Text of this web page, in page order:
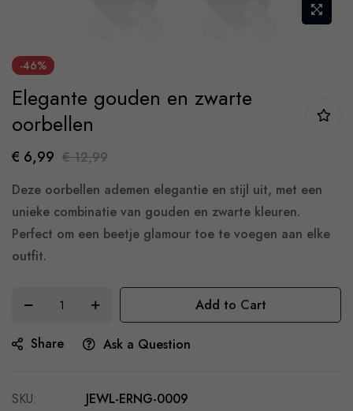
to
the
beginning
the
images
gallery
-46%
Elegante gouden en zwarte
oorbellen
€ 6,99 € 12,99
Deze oorbellen ademen elegantie en stijl uit, met een
unieke combinatie van gouden en zwarte kleuren.
Perfect om een beetje glamour toe te voegen aan elke
outfit.
Add to Cart
Share Ask a Question
SKU
JEWL-ERNG-0009